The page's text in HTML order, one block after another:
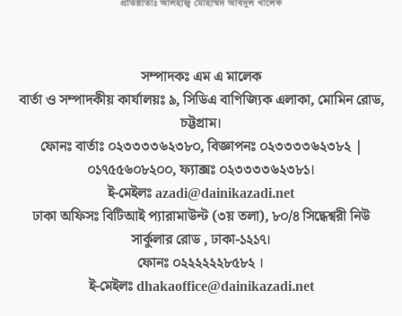
সম্পাদকঃএম এ মালেক
বার্তা ও সম্পাদকীয় কার্যালয়ঃ৯, সিডিএ বাণিজ্যিক এলাকা, মোমিন রোড,
চট্টগ্রাম।
ফোনঃ বার্তাঃ ০২৩৩৩৩৬২৩৮০, বিজ্ঞাপনঃ ০২৩৩৩৩৬২৩৮২ |
০১৭৫৫৬০৮২০০, ফ্যাক্সঃ ০২৩৩৩৩৬২৩৮১।
ই-মেইলঃazadi@dainikazadi.net
ঢাকা অফিসঃবিটিআই প্যারামাউন্ট (৩য় তলা), ৮০/৪ সিদ্ধেশ্বরী নিউ
সার্কুলার রোড , ঢাকা-১২১৭।
ফোনঃ ০২২২২২২৮৫৮২ ।
ই-মেইলঃdhakaoffice@dainikazadi.net